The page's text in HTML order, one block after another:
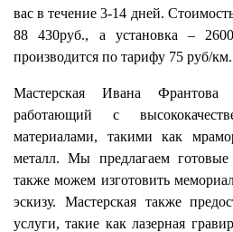
вас в течение 3-14 дней.
88 430руб., а установка –
производится по тарифу 75 руб/км.
Мастерская Ивана Франтова
работающий с
материалами, такими как
металл. Мы предлагаем
также можем изготовить
эскизу. Мастерская также
услуги, такие как лазерная